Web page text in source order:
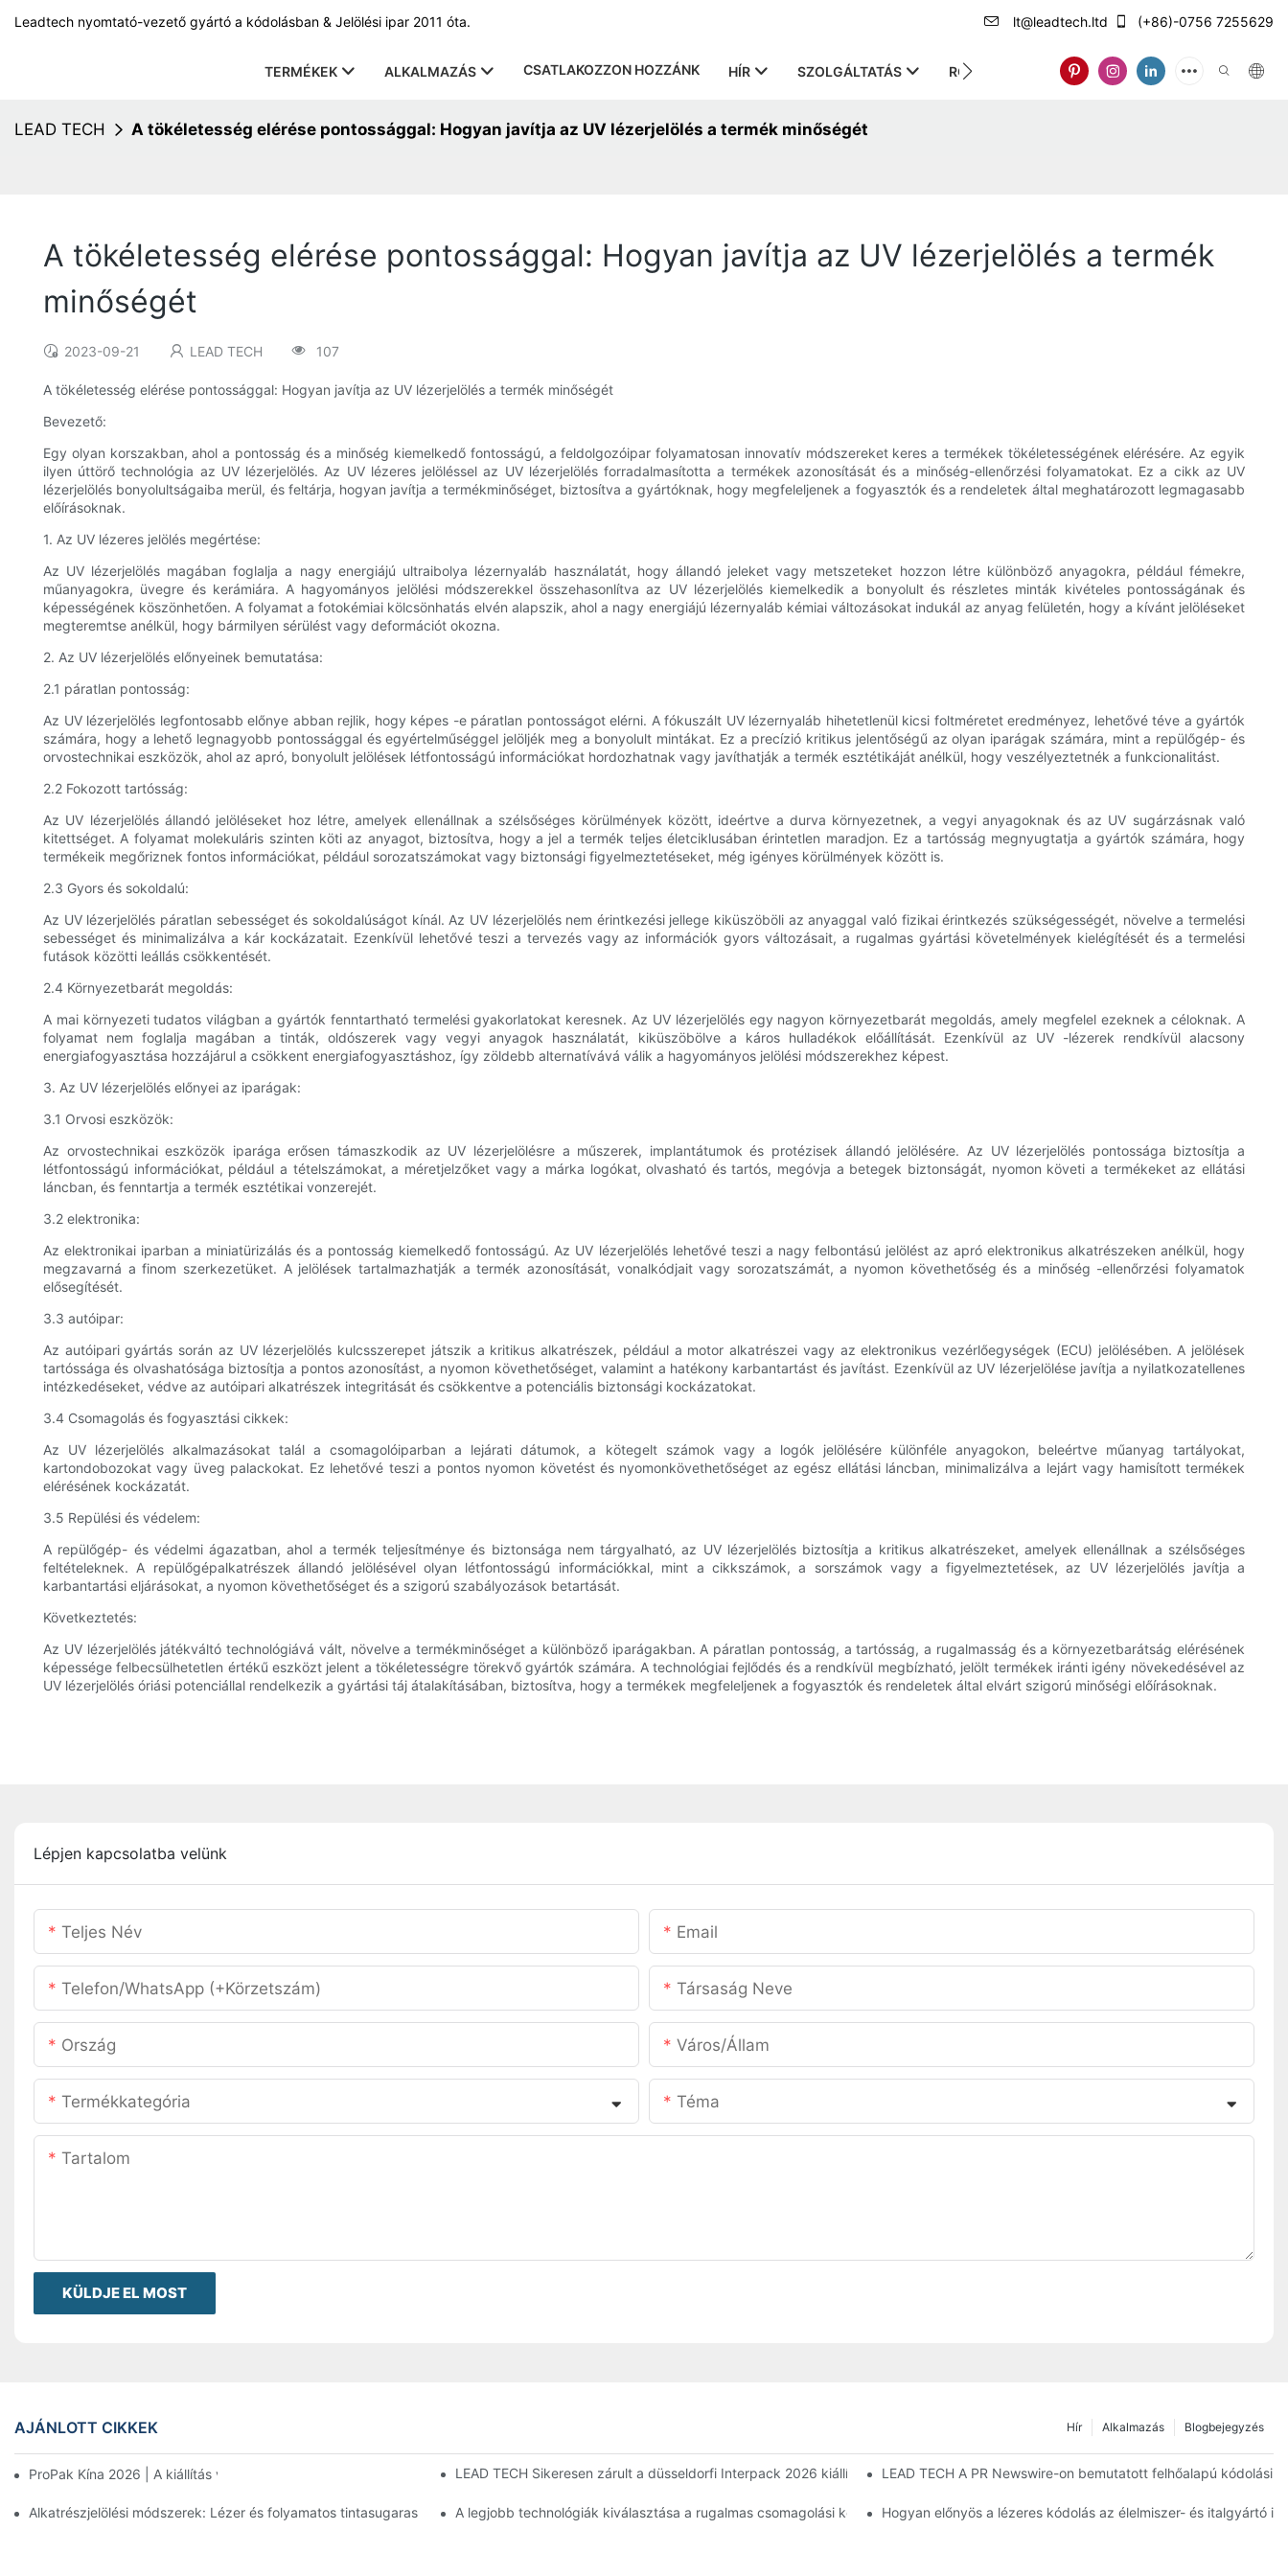
Leadtech nyomtató-vezető gyártó a kódolásban & Jelölési ipar 2011 óta. lt@leadtech.ltd (+86)-0756 7255629
TERMÉKEK ALKALMAZÁS CSATLAKOZZON HOZZÁNK HÍR SZOLGÁLTATÁS RÓLUNK
LEAD TECH A tökéletesség elérése pontossággal: Hogyan javítja az UV lézerjelölés a termék minőségét
A tökéletesség elérése pontossággal: Hogyan javítja az UV lézerjelölés a termék
minőségét
2023-09-21 LEAD TECH 107
A tökéletesség elérése pontossággal: Hogyan javítja az UV lézerjelölés a termék minőségét
Bevezető:
Egy olyan korszakban, ahol a pontosság és a minőség kiemelkedő fontosságú, a feldolgozóipar folyamatosan innovatív módszereket keres a termékek tökéletességének elérésére. Az egyik
ilyen úttörő technológia az UV lézerjelölés. Az UV lézeres jelöléssel az UV lézerjelölés forradalmasította a termékek azonosítását és a minőség-ellenőrzési folyamatokat. Ez a cikk az UV
lézerjelölés bonyolultságaiba merül, és feltárja, hogyan javítja a termékminőséget, biztosítva a gyártóknak, hogy megfeleljenek a fogyasztók és a rendeletek által meghatározott legmagasabb
előírásoknak.
1. Az UV lézeres jelölés megértése:
Az UV lézerjelölés magában foglalja a nagy energiájú ultraibolya lézernyaláb használatát, hogy állandó jeleket vagy metszeteket hozzon létre különböző anyagokra, például fémekre,
műanyagokra, üvegre és kerámiára. A hagyományos jelölési módszerekkel összehasonlítva az UV lézerjelölés kiemelkedik a bonyolult és részletes minták kivételes pontosságának és
képességének köszönhetően. A folyamat a fotokémiai kölcsönhatás elvén alapszik, ahol a nagy energiájú lézernyaláb kémiai változásokat indukál az anyag felületén, hogy a kívánt jelöléseket
megteremtse anélkül, hogy bármilyen sérülést vagy deformációt okozna.
2. Az UV lézerjelölés előnyeinek bemutatása:
2.1 páratlan pontosság:
Az UV lézerjelölés legfontosabb előnye abban rejlik, hogy képes -e páratlan pontosságot elérni. A fókuszált UV lézernyaláb hihetetlenül kicsi foltméretet eredményez, lehetővé téve a gyártók
számára, hogy a lehető legnagyobb pontossággal és egyértelműséggel jelöljék meg a bonyolult mintákat. Ez a precízió kritikus jelentőségű az olyan iparágak számára, mint a repülőgép- és
orvostechnikai eszközök, ahol az apró, bonyolult jelölések létfontosságú információkat hordozhatnak vagy javíthatják a termék esztétikáját anélkül, hogy veszélyeztetnék a funkcionalitást.
2.2 Fokozott tartósság:
Az UV lézerjelölés állandó jelöléseket hoz létre, amelyek ellenállnak a szélsőséges körülmények között, ideértve a durva környezetnek, a vegyi anyagoknak és az UV sugárzásnak való
kitettséget. A folyamat molekuláris szinten köti az anyagot, biztosítva, hogy a jel a termék teljes életciklusában érintetlen maradjon. Ez a tartósság megnyugtatja a gyártók számára, hogy
termékeik megőriznek fontos információkat, például sorozatszámokat vagy biztonsági figyelmeztetéseket, még igényes körülmények között is.
2.3 Gyors és sokoldalú:
Az UV lézerjelölés páratlan sebességet és sokoldalúságot kínál. Az UV lézerjelölés nem érintkezési jellege kiküszöböli az anyaggal való fizikai érintkezés szükségességét, növelve a termelési
sebességet és minimalizálva a kár kockázatait. Ezenkívül lehetővé teszi a tervezés vagy az információk gyors változásait, a rugalmas gyártási követelmények kielégítését és a termelési
futások közötti leállás csökkentését.
2.4 Környezetbarát megoldás:
A mai környezeti tudatos világban a gyártók fenntartható termelési gyakorlatokat keresnek. Az UV lézerjelölés egy nagyon környezetbarát megoldás, amely megfelel ezeknek a céloknak. A
folyamat nem foglalja magában a tinták, oldószerek vagy vegyi anyagok használatát, kiküszöbölve a káros hulladékok előállítását. Ezenkívül az UV -lézerek rendkívül alacsony
energiafogyasztása hozzájárul a csökkent energiafogyasztáshoz, így zöldebb alternatívává válik a hagyományos jelölési módszerekhez képest.
3. Az UV lézerjelölés előnyei az iparágak:
3.1 Orvosi eszközök:
Az orvostechnikai eszközök iparága erősen támaszkodik az UV lézerjelölésre a műszerek, implantátumok és protézisek állandó jelölésére. Az UV lézerjelölés pontossága biztosítja a
létfontosságú információkat, például a tételszámokat, a méretjelzőket vagy a márka logókat, olvasható és tartós, megóvja a betegek biztonságát, nyomon követi a termékeket az ellátási
láncban, és fenntartja a termék esztétikai vonzerejét.
3.2 elektronika:
Az elektronikai iparban a miniatürizálás és a pontosság kiemelkedő fontosságú. Az UV lézerjelölés lehetővé teszi a nagy felbontású jelölést az apró elektronikus alkatrészeken anélkül, hogy
megzavarná a finom szerkezetüket. A jelölések tartalmazhatják a termék azonosítását, vonalkódjait vagy sorozatszámát, a nyomon követhetőség és a minőség -ellenőrzési folyamatok
elősegítését.
3.3 autóipar:
Az autóipari gyártás során az UV lézerjelölés kulcsszerepet játszik a kritikus alkatrészek, például a motor alkatrészei vagy az elektronikus vezérlőegységek (ECU) jelölésében. A jelölések
tartóssága és olvashatósága biztosítja a pontos azonosítást, a nyomon követhetőséget, valamint a hatékony karbantartást és javítást. Ezenkívül az UV lézerjelölése javítja a nyilatkozatellenes
intézkedéseket, védve az autóipari alkatrészek integritását és csökkentve a potenciális biztonsági kockázatokat.
3.4 Csomagolás és fogyasztási cikkek:
Az UV lézerjelölés alkalmazásokat talál a csomagolóiparban a lejárati dátumok, a kötegelt számok vagy a logók jelölésére különféle anyagokon, beleértve műanyag tartályokat,
kartondobozokat vagy üveg palackokat. Ez lehetővé teszi a pontos nyomon követést és nyomonkövethetőséget az egész ellátási láncban, minimalizálva a lejárt vagy hamisított termékek
elérésének kockázatát.
3.5 Repülési és védelem:
A repülőgép- és védelmi ágazatban, ahol a termék teljesítménye és biztonsága nem tárgyalható, az UV lézerjelölés biztosítja a kritikus alkatrészeket, amelyek ellenállnak a szélsőséges
feltételeknek. A repülőgépalkatrészek állandó jelölésével olyan létfontosságú információkkal, mint a cikkszámok, a sorszámok vagy a figyelmeztetések, az UV lézerjelölés javítja a
karbantartási eljárásokat, a nyomon követhetőséget és a szigorú szabályozások betartását.
Következtetés:
Az UV lézerjelölés játékváltó technológiává vált, növelve a termékminőséget a különböző iparágakban. A páratlan pontosság, a tartósság, a rugalmasság és a környezetbarátság elérésének
képessége felbecsülhetetlen értékű eszközt jelent a tökéletességre törekvő gyártók számára. A technológiai fejlődés és a rendkívül megbízható, jelölt termékek iránti igény növekedésével az
UV lézerjelölés óriási potenciállal rendelkezik a gyártási táj átalakításában, biztosítva, hogy a termékek megfeleljenek a fogyasztók és rendeletek által elvárt szigorú minőségi előírásoknak.
Lépjen kapcsolatba velünk
Teljes Név Email
Telefon/WhatsApp (+körzetszám) Társaság Neve
Ország Város/állam
Termékkategória Téma
Tartalom
KÜLDJE EL MOST
AJÁNLOTT CIKKEK Blogbejegyzés
Alkalmazás
Hír
ProPak Kína 2026 | A kiállítás véget ér, a szolgáltatásunk nem LEAD TECH Sikeresen zárult a düsseldorfi Interpack 2026 kiállítás LEAD TECH A PR Newswire-on bemutatott felhőalapú kódolási
Alkatrészjelölési módszerek: Lézer és folyamatos tintasugaras A legjobb technológiák kiválasztása a rugalmas csomagolási kódoláshoz és jelöléshezHogyan előnyös a lézeres kódolás az élelmiszer- és italgyártó